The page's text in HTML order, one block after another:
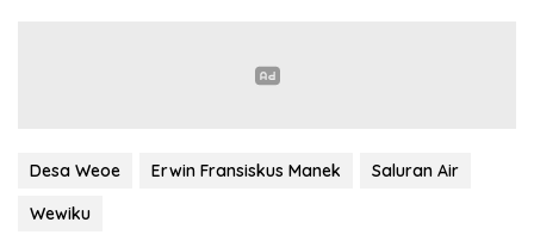
Desa Weoe Erwin Fransiskus Manek
Saluran Air
Wewiku